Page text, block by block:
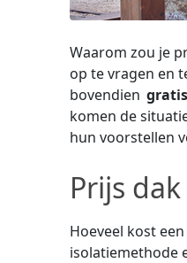
Waarom zou je
op te vragen en
bovendien
komen de
hun voorstellen
Prijs
Hoeveel kost
isolatiemethode